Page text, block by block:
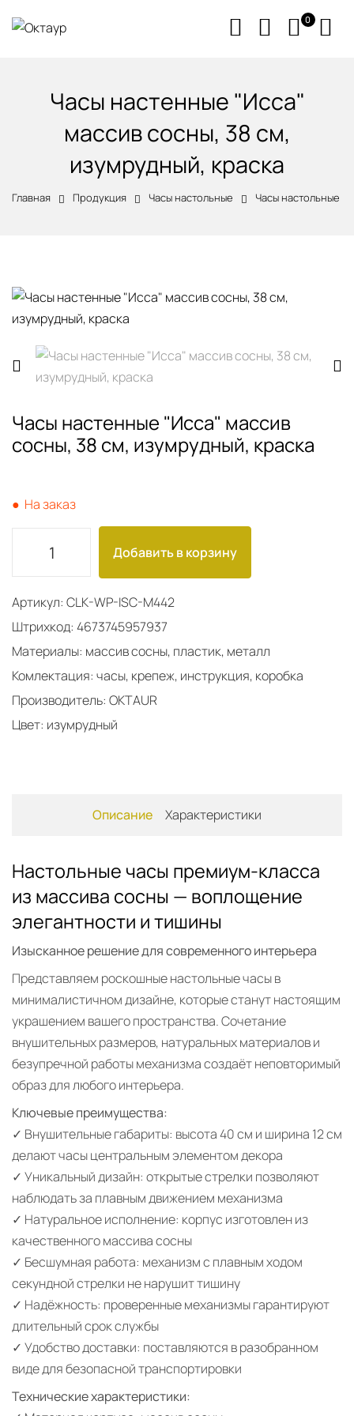
0
Часы настенные "Исса"
массив сосны, 38 см,
изумрудный, краска
Главная Продукция Часы настольные Часы настольные
Часы настенные "Исса" массив
сосны, 38 см, изумрудный, краска
● На заказ
Добавить в корзину
Артикул: CLK-WP-ISC-M442
Штрихкод: 4673745957937
Материалы: массив сосны, пластик, металл
Комлектация: часы, крепеж, инструкция, коробка
Производитель: OKTAUR
Цвет: изумрудный
Описание Характеристики
Настольные часы премиум-класса
из массива сосны — воплощение
элегантности и тишины
Изысканное решение для современного интерьера
Представляем роскошные настольные часы в
минималистичном дизайне, которые станут настоящим
украшением вашего пространства. Сочетание
внушительных размеров, натуральных материалов и
безупречной работы механизма создаёт неповторимый
образ для любого интерьера.
Ключевые преимущества:
✓ Внушительные габариты: высота 40 см и ширина 12 см
делают часы центральным элементом декора
✓ Уникальный дизайн: открытые стрелки позволяют
наблюдать за плавным движением механизма
✓ Натуральное исполнение: корпус изготовлен из
качественного массива сосны
✓ Бесшумная работа: механизм с плавным ходом
секундной стрелки не нарушит тишину
✓ Надёжность: проверенные механизмы гарантируют
длительный срок службы
✓ Удобство доставки: поставляются в разобранном
виде для безопасной транспортировки
Технические характеристики: